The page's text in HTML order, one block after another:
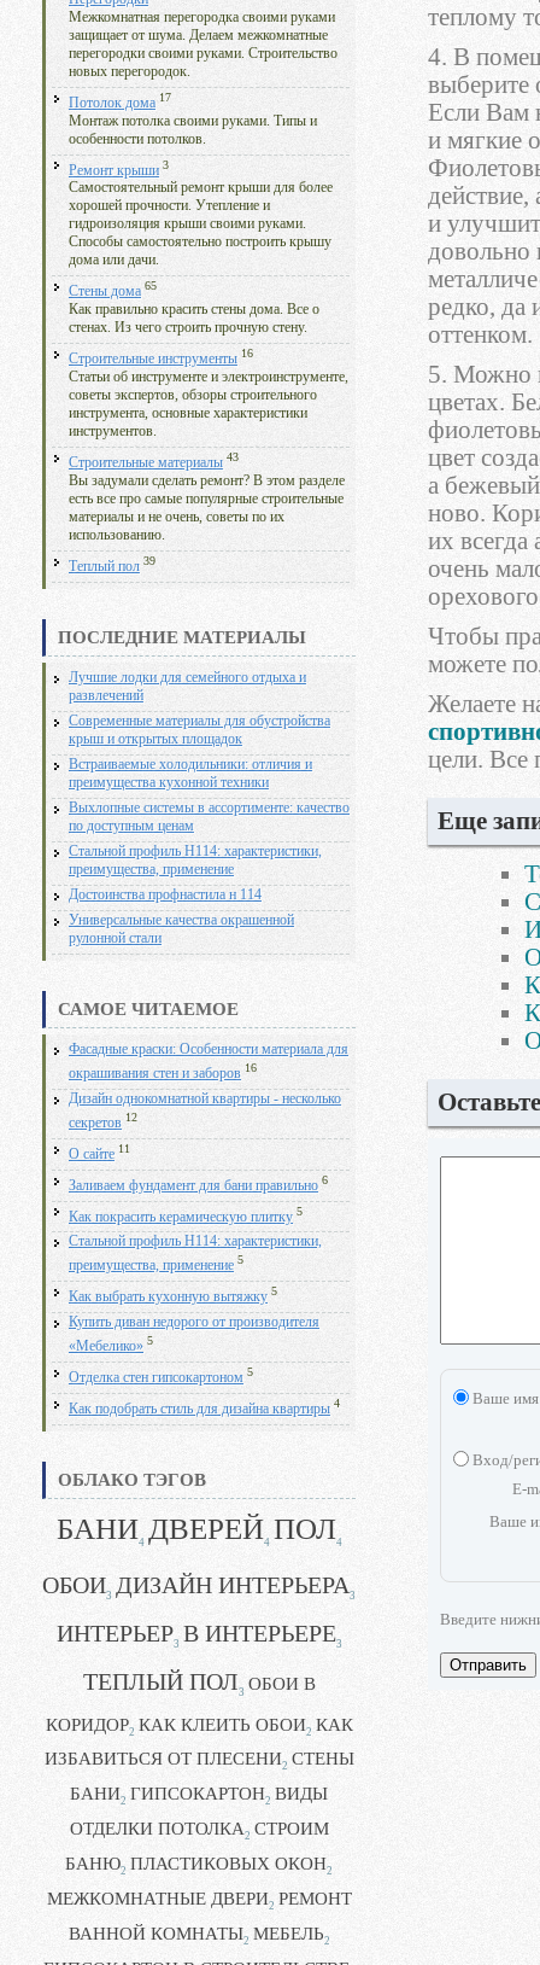
Межкомнатная перегородка своими руками
защищает от шума. Делаем межкомнатные
перегородки своими руками. Строительство
новых перегородок.
Потолок дома 17
Монтаж потолка своими руками. Типы и
особенности потолков.
Ремонт крыши 3
Самостоятельный ремонт крыши для более
хорошей прочности. Утепление и
гидроизоляция крыши своими руками.
Способы самостоятельно построить крышу
дома или дачи.
Стены дома 65
Как правильно красить стены дома. Все о
стенах. Из чего строить прочную стену.
Строительные инструменты 16
Статьи об инструменте и электроинструменте,
советы экспертов, обзоры строительного
инструмента, основные характеристики
инструментов.
Строительные материалы 43
Вы задумали сделать ремонт? В этом разделе
есть все про самые популярные строительные
материалы и не очень, советы по их
использованию.
Теплый пол 39
ПОСЛЕДНИЕ МАТЕРИАЛЫ
Лучшие лодки для семейного отдыха и
развлечений
Современные материалы для обустройства
крыш и открытых площадок
Встраиваемые холодильники: отличия и
преимущества кухонной техники
Выхлопные системы в ассортименте: качество
по доступным ценам
Стальной профиль Н114: характеристики,
преимущества, применение
Достоинства профнастила н 114
Универсальные качества окрашенной
рулонной стали
САМОЕ ЧИТАЕМОЕ
Фасадные краски: Особенности материала для
окрашивания стен и заборов 16
Дизайн однокомнатной квартиры - несколько
секретов 12
О сайте 11
Заливаем фундамент для бани правильно 6
Как покрасить керамическую плитку 5
Стальной профиль Н114: характеристики,
преимущества, применение 5
Как выбрать кухонную вытяжку 5
Купить диван недорого от производителя
«Мебелико» 5
Отделка стен гипсокартоном 5
Как подобрать стиль для дизайна квартиры 4
ОБЛАКО ТЭГОВ
БАНИ4 ДВЕРЕЙ4 ПОЛ4
ОБОИ3 ДИЗАЙН ИНТЕРЬЕРА3
ИНТЕРЬЕР3 В ИНТЕРЬЕРЕ3
ТЕПЛЫЙ ПОЛ3 ОБОИ В
КОРИДОР2 КАК КЛЕИТЬ ОБОИ2 КАК
ИЗБАВИТЬСЯ ОТ ПЛЕСЕНИ2 СТЕНЫ
БАНИ2 ГИПСОКАРТОН2 ВИДЫ
ОТДЕЛКИ ПОТОЛКА2 СТРОИМ
БАНЮ2 ПЛАСТИКОВЫХ ОКОН2
МЕЖКОМНАТНЫЕ ДВЕРИ2 РЕМОНТ
ВАННОЙ КОМНАТЫ2 МЕБЕЛЬ2
теплому
4. В
выберите
Если Вам
и мягкие
действие,
и улучшит
довольно
редко, да
оттенком.
5. Можно
цветах.
цвет
а
ново.
их
очень
Чтобы
можете
Желаете
цели. Все
Еще
Ваше имя
Вход/
E-
Ваше
Введите
Отправить